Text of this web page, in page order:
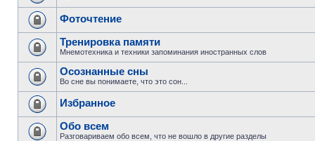
Фоточтение
Тренировка памяти
Мнемотехника и техники запоминания иностранных слов
Осознанные сны
Во сне вы понимаете, что это сон...
Избранное
Обо всем
Разговариваем обо всем, что не вошло в другие разделы